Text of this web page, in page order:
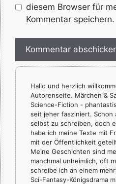
diesem Browser für
Kommentar speichern.
Hallo und herzlich
Autorenseite. Märchen &
Science-Fiction -
seit jeher fasziniert. Schon
selbst zu schreiben, doch
habe ich meine Texte mit
mit der Öffentlichkeit
Meine Geschichten sind
manchmal unheimlich, oft
schreibe ich an einem
Sci-Fantasy-Königsdrama